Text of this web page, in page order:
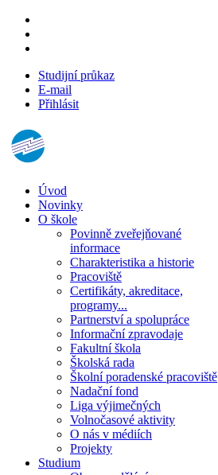
Studijní průkaz
E-mail
Přihlásit
Úvod
Novinky
O škole
Povinně zveřejňované
informace
Charakteristika a historie
Pracoviště
Certifikáty, akreditace,
programy...
Partnerství a spolupráce
Informační zpravodaje
Fakultní škola
Školská rada
Školní poradenské pracoviště
Nadační fond
Liga výjimečných
Volnočasové aktivity
O nás v médiích
Projekty
Studium